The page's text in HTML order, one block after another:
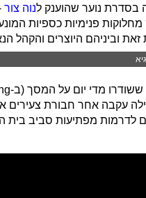
נוער שהוענק לנוה צור
מחלוקות פנימיות כספיות
וביניהם היוצרים והקהל
עקבה אחר חבורת צעירים
לדרמות מפתיעות סביב בית